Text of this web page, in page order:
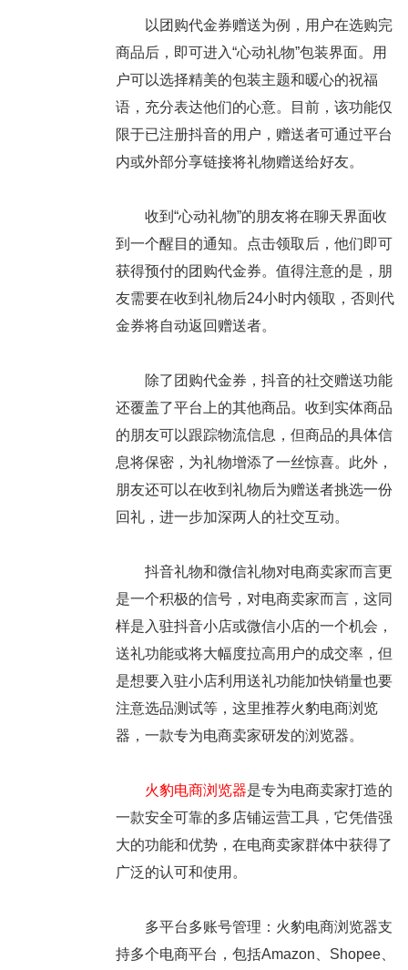
以团购代金券赠送为例，用户在选购完
商品后，即可进入“心动礼物”包装界面。用
户可以选择精美的包装主题和暖心的祝福
语，充分表达他们的心意。目前，该功能仅
限于已注册抖音的用户，赠送者可通过平台
内或外部分享链接将礼物赠送给好友。
收到“心动礼物”的朋友将在聊天界面收
到一个醒目的通知。点击领取后，他们即可
获得预付的团购代金券。值得注意的是，朋
友需要在收到礼物后24小时内领取，否则代
金券将自动返回赠送者。
除了团购代金券，抖音的社交赠送功能
还覆盖了平台上的其他商品。收到实体商品
的朋友可以跟踪物流信息，但商品的具体信
息将保密，为礼物增添了一丝惊喜。此外，
朋友还可以在收到礼物后为赠送者挑选一份
回礼，进一步加深两人的社交互动。
抖音礼物和微信礼物对电商卖家而言更
是一个积极的信号，对电商卖家而言，这同
样是入驻抖音小店或微信小店的一个机会，
送礼功能或将大幅度拉高用户的成交率，但
是想要入驻小店利用送礼功能加快销量也要
注意选品测试等，这里推荐火豹电商浏览
器，一款专为电商卖家研发的浏览器。
火豹电商浏览器是专为电商卖家打造的
一款安全可靠的多店铺运营工具，它凭借强
大的功能和优势，在电商卖家群体中获得了
广泛的认可和使用。
多平台多账号管理：火豹电商浏览器支
持多个电商平台，包括Amazon、Shopee、